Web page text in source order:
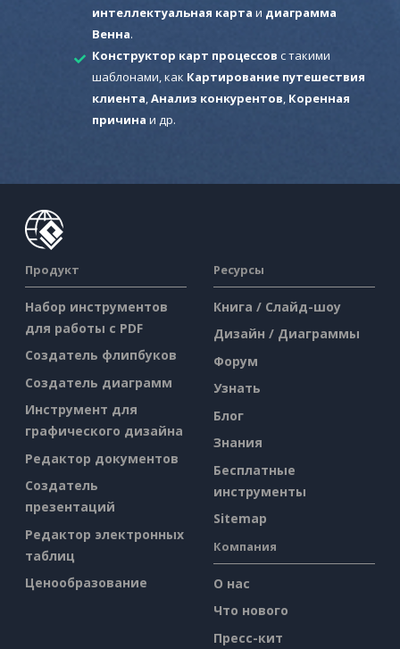
интеллектуальная карта и диаграмма
Венна.
Конструктор карт процессов с такими
шаблонами, как Картирование путешествия
клиента Анализ конкурентов Коренная
причина и др.
Продукт
Набор инструментов
для работы с PDF
Создатель флипбуков
Создатель диаграмм
Инструмент для
графического дизайна
Редактор документов
Создатель
презентаций
Редактор электронных
таблиц
Ценообразование
Ресурсы
Книга / Слайд-шоу
Дизайн / Диаграммы
Форум
Узнать
Блог
Знания
Бесплатные
инструменты
Sitemap
Компания
О нас
Что нового
Пресс-кит